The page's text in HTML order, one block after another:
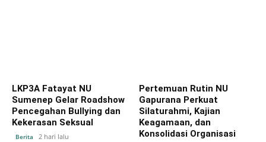
LKP3A Fatayat NU
Sumenep Gelar Roadshow
Pencegahan Bullying dan
Kekerasan Seksual
Berita 2 hari lalu
Pertemuan Rutin NU
Gapurana Perkuat
Silaturahmi, Kajian
Keagamaan, dan
Konsolidasi Organisasi